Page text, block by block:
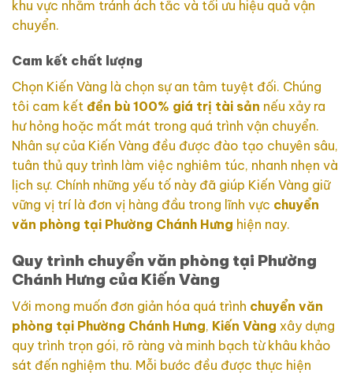
khu vực nhằm tránh ách tắc và tối ưu hiệu quả vận
chuyển.
Cam kết chất lượng
Chọn Kiến Vàng là chọn sự an tâm tuyệt đối. Chúng
tôi cam kết đền bù 100% giá trị tài sản nếu xảy ra
hư hỏng hoặc mất mát trong quá trình vận chuyển.
Nhân sự của Kiến Vàng đều được đào tạo chuyên sâu,
tuân thủ quy trình làm việc nghiêm túc, nhanh nhẹn và
lịch sự. Chính những yếu tố này đã giúp Kiến Vàng giữ
vững vị trí là đơn vị hàng đầu trong lĩnh vực chuyển
văn phòng tại Phường Chánh Hưng hiện nay.
Quy trình chuyển văn phòng tại Phường
Chánh Hưng của Kiến Vàng
Với mong muốn đơn giản hóa quá trình chuyển văn
phòng tại Phường Chánh Hưng, Kiến Vàng xây dựng
quy trình trọn gói, rõ ràng và minh bạch từ khâu khảo
sát đến nghiệm thu. Mỗi bước đều được thực hiện